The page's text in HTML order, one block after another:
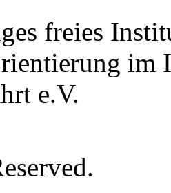
freies
im
e.V.